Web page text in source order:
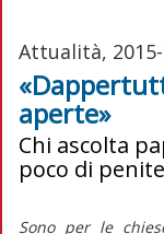
Attualità,
aperte»
Chi ascolta
poco di
Sono per le